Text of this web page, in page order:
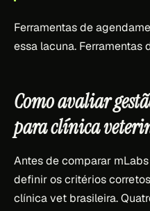
Ferramentas de
essa lacuna. Ferramentas
Como avaliar
para clínica
Antes de comparar
definir os critérios
clínica vet brasileira.